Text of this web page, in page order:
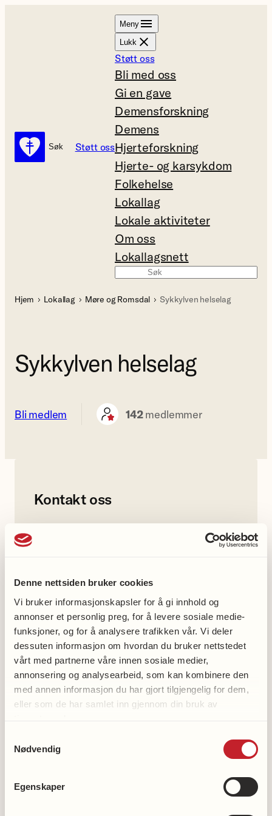
Denne nettsiden bruker cookies
Vi bruker informasjonskapsler for å gi innhold og
annonser et personlig preg, for å levere sosiale medie-
funksjoner, og for å analysere trafikken vår. Vi deler
dessuten informasjon om hvordan du bruker nettstedet
vårt med partnerne våre innen sosiale medier,
annonsering og analysearbeid, som kan kombinere den
med annen informasjon du har gjort tilgjengelig for dem,
eller som de har samlet inn gjennom din bruk av
Nødvendig
Egenskaper
Søk
Søk Støtt oss
Meny
Lukk
Støtt oss
Bli med oss
Gi en gave
Demensforskning
Demens
Hjerteforskning
Hjerte- og karsykdom
Folkehelse
Lokallag
Lokale aktiviteter
Om oss
Lokallagsnett
Hjem Lokallag Møre og Romsdal Sykkylven helselag
Sykkylven helselag
Bli medlem 142medlemmer
Kontakt oss
Lokallagets leder
92699308
Sykkylven helselag gruppe
Facebook
Bli medlem
Støtt hjerteforskningen